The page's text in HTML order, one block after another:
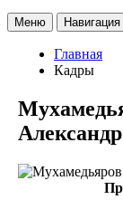
Меню Навигация
Главная
Кадры